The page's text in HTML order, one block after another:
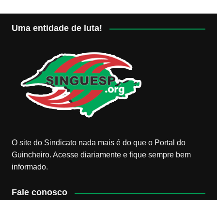
Uma entidade de luta!
O site do Sindicato nada mais é do que o Portal do
Guincheiro. Acesse diariamente e fique sempre bem
informado.
Fale conosco